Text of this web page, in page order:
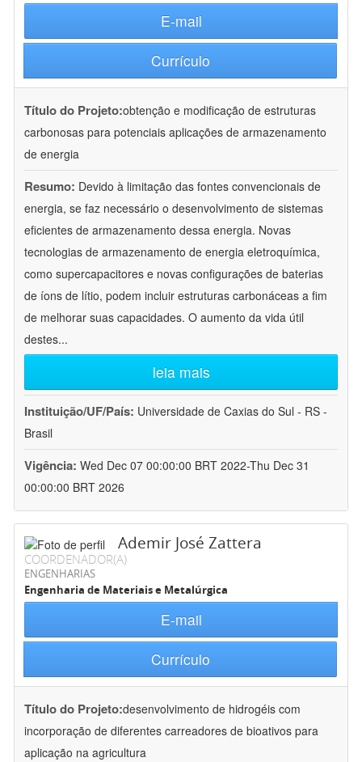
E-mail
Currículo
Título do Projeto:obtenção e modificação de estruturas
carbonosas para potenciais aplicações de armazenamento
de energia
Resumo: Devido à limitação das fontes convencionais de
energia, se faz necessário o desenvolvimento de sistemas
eficientes de armazenamento dessa energia. Novas
tecnologias de armazenamento de energia eletroquímica,
como supercapacitores e novas configurações de baterias
de íons de lítio, podem incluir estruturas carbonáceas a fim
de melhorar suas capacidades. O aumento da vida útil
destes...
leia mais
Instituição/UF/País: Universidade de Caxias do Sul - RS -
Brasil
Vigência: Wed Dec 07 00:00:00 BRT 2022-Thu Dec 31
00:00:00 BRT 2026
Ademir José Zattera
COORDENADOR(A)
ENGENHARIAS
Engenharia de Materiais e Metalúrgica
E-mail
Currículo
Título do Projeto:desenvolvimento de hidrogéis com
incorporação de diferentes carreadores de bioativos para
aplicação na agricultura